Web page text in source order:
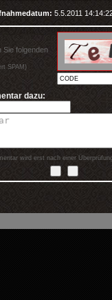
5.5.2011
Sie folgenden
SPAM)
dazu:
wird erst nach einer